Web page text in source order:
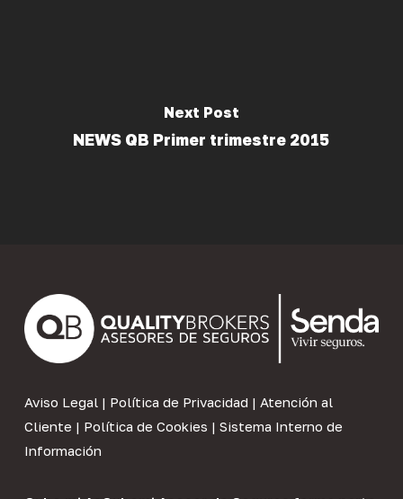
Next Post
NEWS QB Primer trimestre 2015
Aviso Legal| Política de Privacidad | Atención al
Cliente | Política de Cookies | Sistema Interno de
Información